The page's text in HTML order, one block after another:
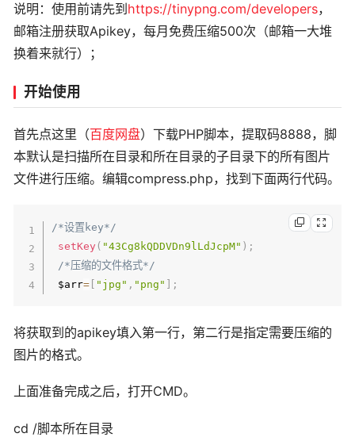
说明：使用前请先到 https://tinypng.com/developers，
邮箱注册获取Apikey，每月免费压缩500次（邮箱一大堆
换着来就行）；
开始使用
首先点这里（百度网盘）下载PHP脚本，提取码8888，脚
本默认是扫描所在目录和所在目录的子目录下的所有图片
文件进行压缩。编辑compress.php，找到下面两行代码。
/*设置key*/
setKey ( "43Cg8kQDDVDn9lLdJcpM" ) ;
/*压缩的文件格式*/
$arr= "jpg" , "png" ;
将获取到的apikey填入第一行，第二行是指定需要压缩的
图片的格式。
上面准备完成之后，打开CMD。
cd /脚本所在目录